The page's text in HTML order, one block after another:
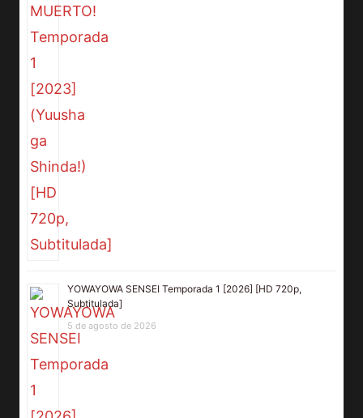
YOWAYOWA SENSEI Temporada 1 [2026] [HD 720p,
Subtitulada]
5 de agosto de 2026